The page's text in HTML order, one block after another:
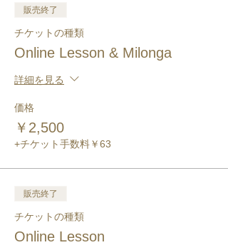
販売終了
チケットの種類
Online Lesson & Milonga
詳細を見る
価格
￥2,500
+チケット手数料￥63
販売終了
チケットの種類
Online Lesson